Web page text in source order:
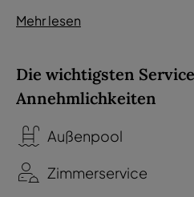
Mehr lesen
Die wichtigsten
Annehmlichkeiten
Außenpool
Zimmerservice